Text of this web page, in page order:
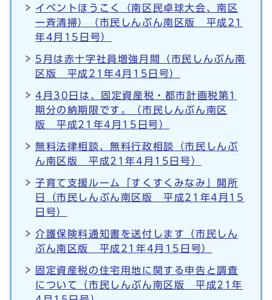
イベントほうこく（南区民卓球大会、南区
一斉清掃）（市民しんぶん南区版 平成21
年4月15日号）
5月は赤十字社員増強月間（市民しんぶん南
区版 平成21年4月15日号）
4月30日は、固定資産税・都市計画税第1
期分の納期限です。（市民しんぶん南区
版 平成21年4月15日号）
無料法律相談、無料行政相談（市民しんぶ
ん南区版 平成21年4月15日号）
子育て支援ルーム「すくすくみなみ」開所
日（市民しんぶん南区版 平成21年4月15
日号）
介護保険料通知書を送付します（市民しん
ぶん南区版 平成21年4月15日号）
固定資産税の住宅用地に関する申告と調査
について（市民しんぶん南区版 平成21年